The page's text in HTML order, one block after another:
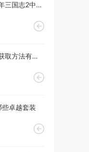
怎样才能更快地开启少年三国志2中的宝箱
非人学园彼岸花种子的获取方法有哪些
卓越套装